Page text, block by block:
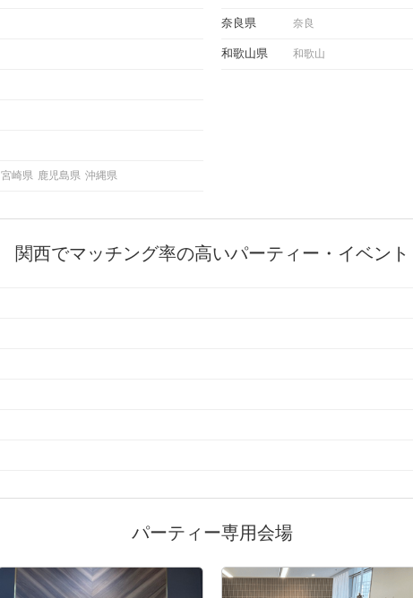
宮崎県 鹿児島県 沖縄県
奈良県 奈良
和歌山県 和歌山
関西でマッチング率の高いパーティー・イベント
パーティー専用会場